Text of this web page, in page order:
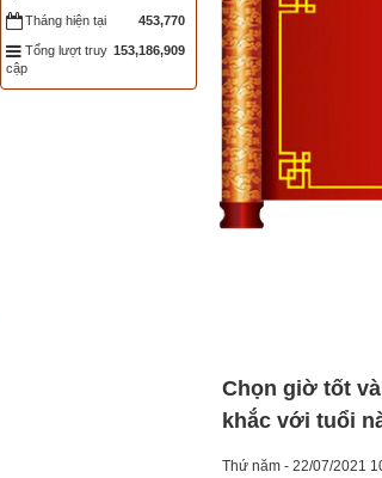
Chọn giờ tốt
khắc với tuổi
Thứ năm - 22/07/2021
Tháng hiện tại 453,770
Tổng lượt truy
cập
153,186,909